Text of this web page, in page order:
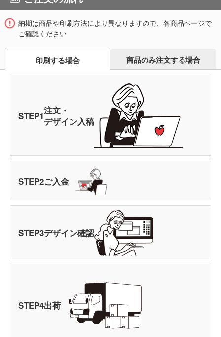
納期は商品や印刷方法により異なりますので、各商品ページで
ご確認ください
印刷する場合 商品のみ注文する場合
STEP1注文・
デザイン入稿
STEP2ご入金
STEP3デザイン確認
STEP4出荷